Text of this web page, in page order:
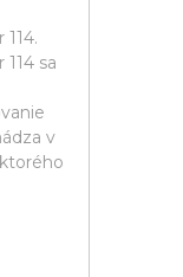
sa
v